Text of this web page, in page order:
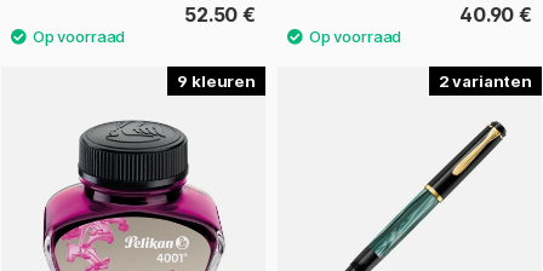
52.50 € 40.90 €
9 2